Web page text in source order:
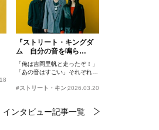
『ストリート・キングダ
ム 自分の音を鳴ら
せ。』峯田和伸、若葉竜
也、吉岡里帆インタビュ
ー
「俺は吉岡里帆と走ったぞ！」
「あの音はすごい」それぞれの
#ストリート・キングダム 自分の音を鳴らせ。
2026.03.20
インタビュー記事一覧